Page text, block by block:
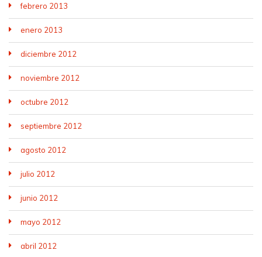
febrero 2013
enero 2013
diciembre 2012
noviembre 2012
octubre 2012
septiembre 2012
agosto 2012
julio 2012
junio 2012
mayo 2012
abril 2012